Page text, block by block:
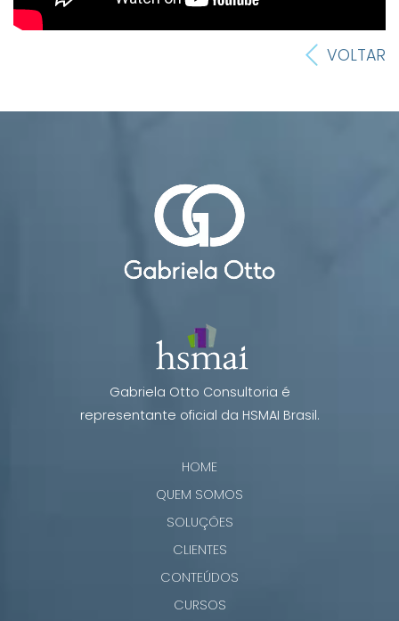
VOLTAR
Gabriela Otto Consultoria é
representante oficial da HSMAI Brasil.
HOME
QUEM SOMOS
SOLUÇÕES
CLIENTES
CONTEÚDOS
CURSOS